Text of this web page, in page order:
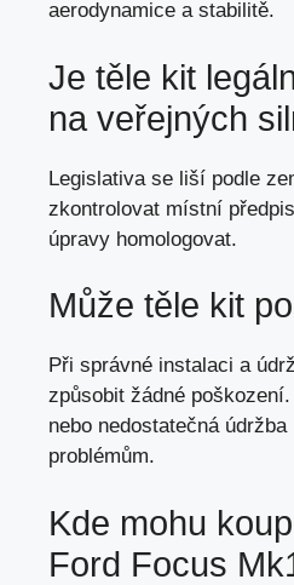
aerodynamice a stabilitě.
Je těle kit
na veřejných
Legislativa se liší podle
zkontrolovat místní
úpravy homologovat.
Může těle kit
Při správné instalaci a
způsobit žádné
nebo nedostatečná
problémům.
Kde mohu
Ford Focus